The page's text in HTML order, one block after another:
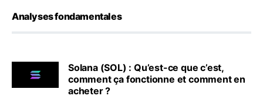
Analyses fondamentales
Solana (SOL) : Qu’est-ce que c’est,
comment ça fonctionne et comment en
acheter ?